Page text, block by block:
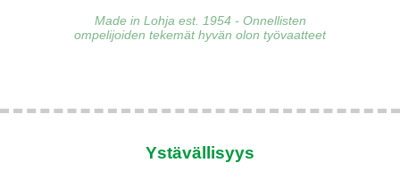
Made in Lohja est. 1954 - Onnellisten
ompelijoiden tekemät hyvän olon työvaatteet
Ystävällisyys